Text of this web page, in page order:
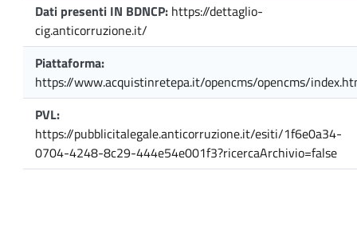
Dati presenti IN BDNCP: https://dettaglio-
cig.anticorruzione.it/
Piattaforma:
https://www.acquistinretepa.it/opencms/opencms/
PVL:
https://pubblicitalegale.anticorruzione.it/esiti/1f6e0a34-
0704-4248-8c29-444e54e001f3?ricercaArchivio=false